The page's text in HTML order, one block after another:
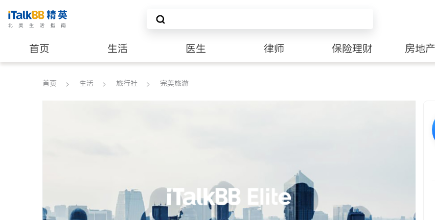
首页 生活 医生 律师 保险理财 房地
养老 非盈利组织
首页 生活 旅行社 完美旅游